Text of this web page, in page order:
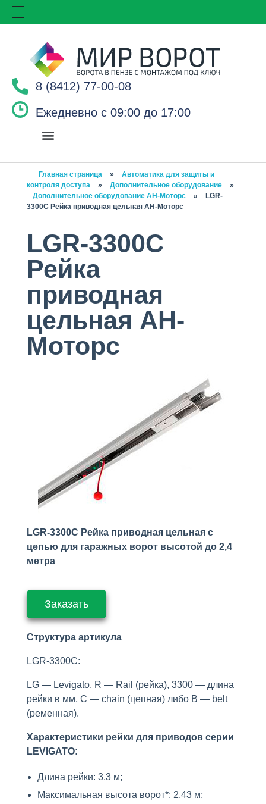
8 (8412) 77-00-08
Ежедневно с 09:00 до 17:00
Главная страница »
Автоматика для защиты и
контроля доступа
» Дополнительное оборудование
»
Дополнительное оборудование АН-Моторс
»
LGR-
3300C Рейка приводная цельная АН-Моторс
LGR-3300C
Рейка
приводная
цельная АН-
Моторс
LGR-3300C Рейка приводная цельная с
цепью для гаражных ворот высотой до 2,4
метра
Заказать
Структура артикула
LGR-3300C:
LG — Levigato, R — Rail (рейка), 3300 — длина
рейки в мм, С — chain (цепная) либо B — belt
(ременная).
Характеристики рейки для приводов серии
LEVIGATO:
Длина рейки: 3,3 м;
Максимальная высота ворот*: 2,43 м;